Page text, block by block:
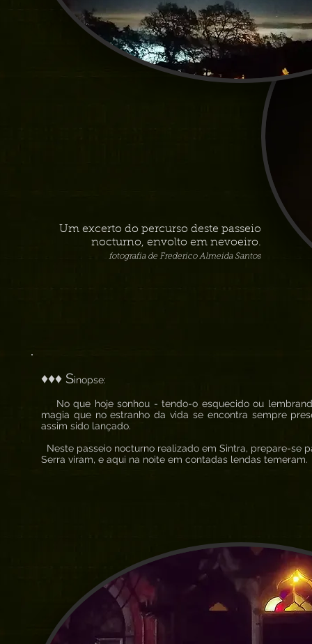
Um excerto do percurso deste passeio
nocturno, envolto em nevoeiro.
fotografia de Frederico Almeida Santos
♦♦♦ Sinopse:
No que hoje sonhou - tendo-o esquecido ou
magia que no estranho da vida se encontra sempre
assim sido lançado.
Neste passeio nocturno realizado em Sintra, prepare-se
Serra viram, e aqui na noite em contadas lendas temeram.